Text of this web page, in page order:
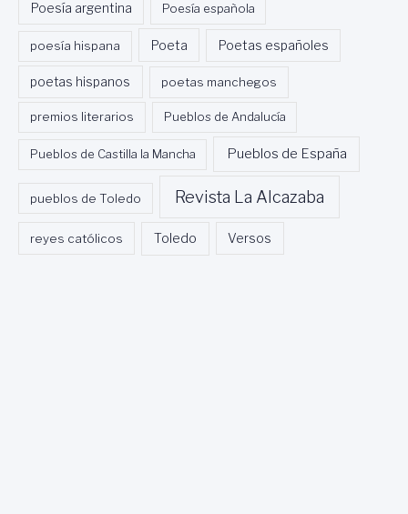
Poesía argentina Poesía española
poesía hispana Poeta Poetas españoles
poetas hispanos poetas manchegos
premios literarios Pueblos de Andalucía
Pueblos de Castilla la Mancha Pueblos de España
pueblos de Toledo Revista La Alcazaba
reyes católicos Toledo Versos